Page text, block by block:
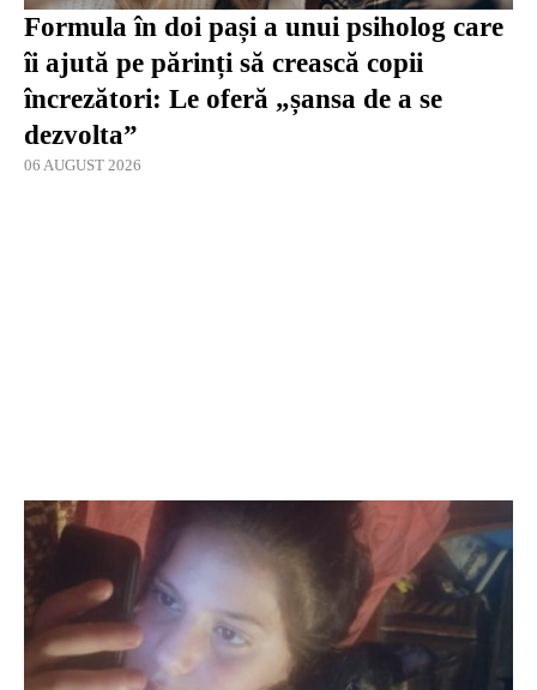
Formula în doi pași a unui psiholog care
îi ajută pe părinți să crească copii
încrezători: Le oferă „șansa de a se
dezvolta”
06 AUGUST 2026